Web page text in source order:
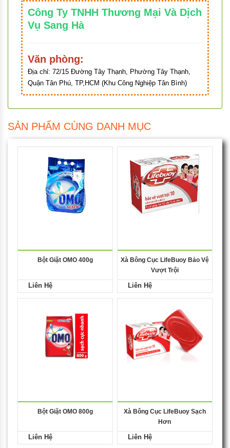
Công Ty TNHH Thương Mại Và Dịch
Vụ Sang Hà
Văn phòng:
Địa chỉ: 72/15 Đường Tây Thạnh, Phường Tây Thạnh,
Quận Tân Phú, TP,HCM (Khu Công Nghiệp Tân Bình)
SẢN PHẨM CÙNG DANH MỤC
Bột Giặt OMO 400g
Liên Hệ
Xà Bông Cục LifeBuoy Bảo Vệ
Vượt Trội
Liên Hệ
Bột Giặt OMO 800g
Liên Hệ
Xà Bông Cục LifeBuoy Sạch
Hơn
Liên Hệ